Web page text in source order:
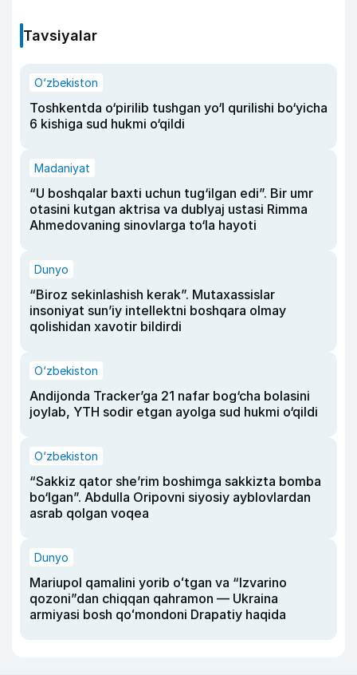
Tavsiyalar
O‘zbekiston
Toshkentda o‘pirilib tushgan yo‘l qurilishi bo‘yicha
6 kishiga sud hukmi o‘qildi
Madaniyat
“U boshqalar baxti uchun tug‘ilgan edi”. Bir umr
otasini kutgan aktrisa va dublyaj ustasi Rimma
Ahmedovaning sinovlarga to‘la hayoti
Dunyo
“Biroz sekinlashish kerak”. Mutaxassislar
insoniyat sun’iy intellektni boshqara olmay
qolishidan xavotir bildirdi
O‘zbekiston
Andijonda Tracker’ga 21 nafar bog‘cha bolasini
joylab, YTH sodir etgan ayolga sud hukmi o‘qildi
O‘zbekiston
“Sakkiz qator she’rim boshimga sakkizta bomba
bo‘lgan”. Abdulla Oripovni siyosiy ayblovlardan
asrab qolgan voqea
Dunyo
Mariupol qamalini yorib oʻtgan va “Izvarino
qozoni”dan chiqqan qahramon — Ukraina
armiyasi bosh qoʻmondoni Drapatiy haqida